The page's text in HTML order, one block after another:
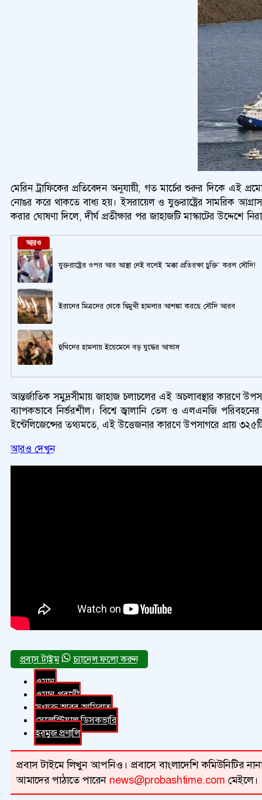
মেরিন ট্রাফিকের প্রতিবেদন অনুযায়ী, গত মার্চের শুরুর দিকে এই
নোঙর করে থাকতে বাধ্য হয়। ইসরায়েল ও যুক্তরাষ্ট্রের সামরিক
করার ঘোষণা দিলে, দীর্ঘ প্রতীক্ষার পর জাহাজটি মাস্কাটের উদ্দেশে
আরও
যুক্তরাষ্ট্রের ওপর আর আস্থা নেই বলেই ‘মক্কা প্রতিরক্ষা চুক্তি’ করল সৌদি!
ইরানের মিত্রদের থেকে দ্বিমুখী হামলার আশঙ্কা করছে সৌদি আরব
হুথিদের হামলায় ইয়েমেনে বড় যুদ্ধের আভাস
আন্তর্জাতিক সমুদ্রসীমায় জাহাজ চলাচলের এই অচলাবস্থার কারণে
ব্যাপকভাবে নির্ভরশীল। বিশ্বে জ্বালানি তেল ও এলএনজি
ইন্টেলিজেন্সের তথ্যমতে, এই উত্তেজনার কারণে উপসাগরে প্রায়
আরও দেখুন
চ্যানেল ফলো করুন
ওমান
ওমান প্রবাসী
সংযুক্ত আরব আমিরাত
সেলেস্টিয়াল ডিসকভারি
হরমুজ প্রণালি
প্রবাস টাইমে লিখুন আপনিও। প্রবাসে বাংলাদেশি কমিউনিটির
আমাদের পাঠাতে পারেন news@probashtime.com মেইলে।